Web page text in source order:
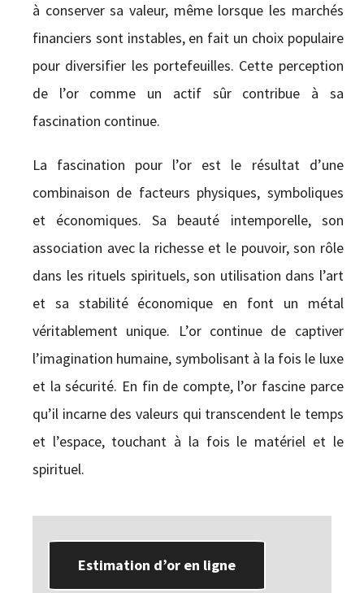
à conserver sa valeur, même lorsque les marchés
financiers sont instables, en fait un choix populaire
pour diversifier les portefeuilles. Cette perception
de l’or comme un actif sûr contribue à sa
fascination continue.
La fascination pour l’or est le résultat d’une
combinaison de facteurs physiques, symboliques
et économiques. Sa beauté intemporelle, son
association avec la richesse et le pouvoir, son rôle
dans les rituels spirituels, son utilisation dans l’art
et sa stabilité économique en font un métal
véritablement unique. L’or continue de captiver
l’imagination humaine, symbolisant à la fois le luxe
et la sécurité. En fin de compte, l’or fascine parce
qu’il incarne des valeurs qui transcendent le temps
et l’espace, touchant à la fois le matériel et le
spirituel.
Estimation d’or en ligne